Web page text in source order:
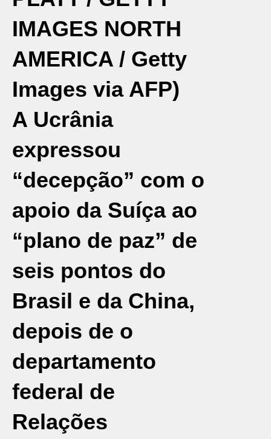
IMAGES NORTH
AMERICA / Getty
Images via AFP)
A Ucrânia
expressou
“decepção” com o
apoio da Suíçaao
“plano de paz” de
seis pontos do
Brasil e da China,
depois de o
departamento
federal de
Relações